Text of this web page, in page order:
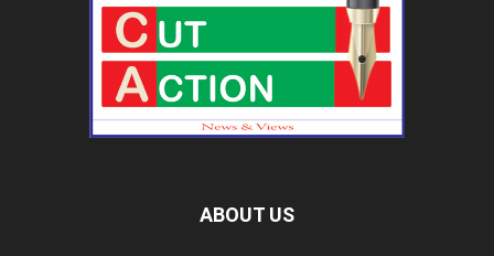
ABOUT US